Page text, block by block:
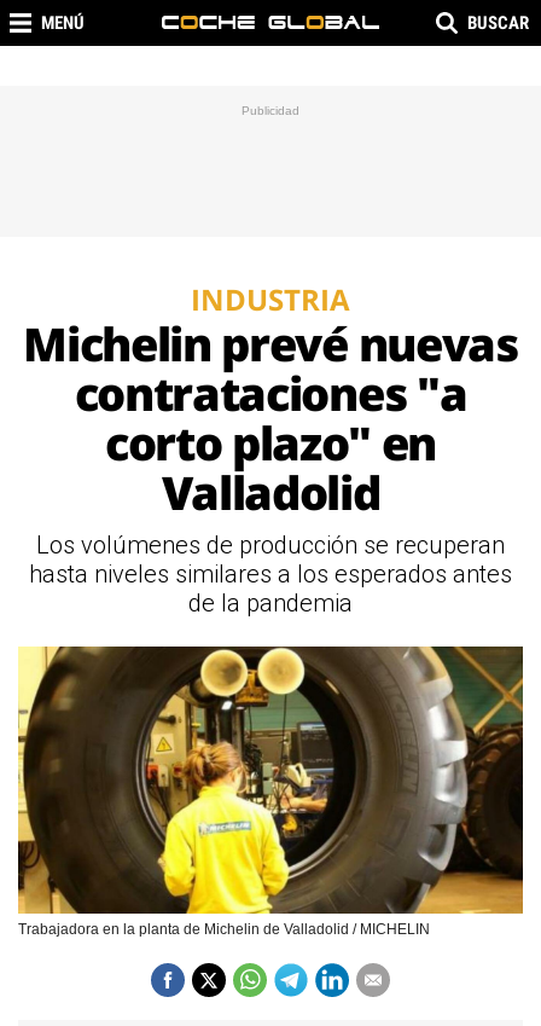
MENÚ BUSCAR
INDUSTRIA
Michelin prevé nuevas
contrataciones "a
corto plazo" en
Valladolid
Los volúmenes de producción se recuperan
hasta niveles similares a los esperados antes
de la pandemia
Trabajadora en la planta de Michelin de Valladolid / MICHELIN